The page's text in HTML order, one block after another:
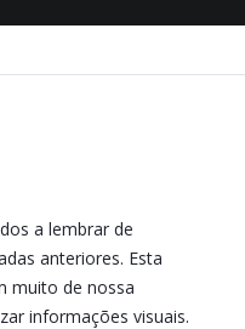
a lembrar de
anteriores. Esta
muito de nossa
informações visuais.